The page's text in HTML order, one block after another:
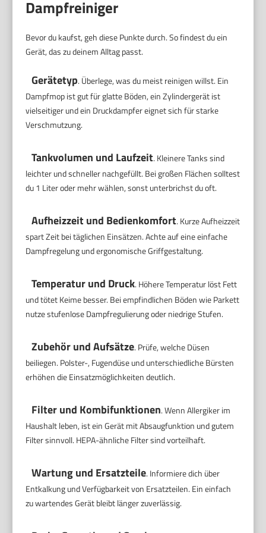
Dampfreiniger
Bevor du kaufst, geh diese Punkte durch. So findest du ein
Gerät, das zu deinem Alltag passt.
Gerätetyp. Überlege, was du meist reinigen willst. Ein
Dampfmop ist gut für glatte Böden, ein Zylindergerät ist
vielseitiger und ein Druckdampfer eignet sich für starke
Verschmutzung.
Tankvolumen und Laufzeit. Kleinere Tanks sind
leichter und schneller nachgefüllt. Bei großen Flächen solltest
du 1 Liter oder mehr wählen, sonst unterbrichst du oft.
Aufheizzeit und Bedienkomfort. Kurze Aufheizzeit
spart Zeit bei täglichen Einsätzen. Achte auf eine einfache
Dampfregelung und ergonomische Griffgestaltung.
Temperatur und Druck. Höhere Temperatur löst Fett
und tötet Keime besser. Bei empfindlichen Böden wie Parkett
nutze stufenlose Dampfregulierung oder niedrige Stufen.
Zubehör und Aufsätze. Prüfe, welche Düsen
beiliegen. Polster-, Fugendüse und unterschiedliche Bürsten
erhöhen die Einsatzmöglichkeiten deutlich.
Filter und Kombifunktionen. Wenn Allergiker im
Haushalt leben, ist ein Gerät mit Absaugfunktion und gutem
Filter sinnvoll. HEPA-ähnliche Filter sind vorteilhaft.
Wartung und Ersatzteile. Informiere dich über
Entkalkung und Verfügbarkeit von Ersatzteilen. Ein einfach
zu wartendes Gerät bleibt länger zuverlässig.